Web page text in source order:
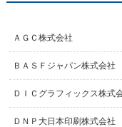
ＡＧＣ株式会社
ＢＡＳＦジャパン株式会社
ＤＩＣグラフィックス株式
ＤＮＰ大日本印刷株式会社